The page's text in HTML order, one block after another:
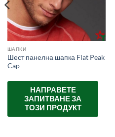
ШАПКИ
Шест панелна шапка Flat Peak
Cap
НАПРАВЕТЕ
ЗАПИТВАНЕ ЗА
ТОЗИ ПРОДУКТ